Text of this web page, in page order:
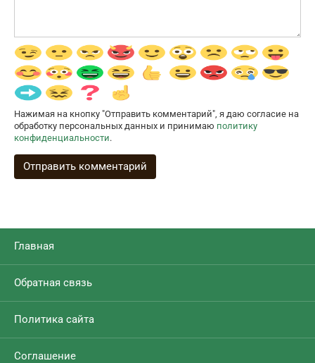
Нажимая на кнопку "Отправить комментарий", я даю согласие на
обработку персональных данных и принимаю политику
конфиденциальности.
Главная
Обратная связь
Политика сайта
Соглашение